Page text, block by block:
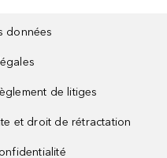
données
de litiges
et droit de rétractation